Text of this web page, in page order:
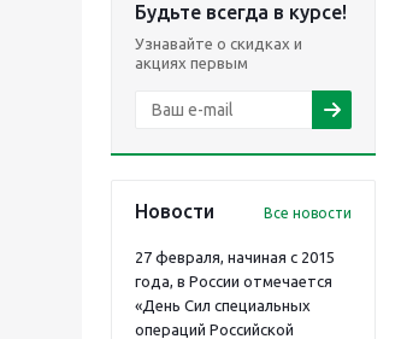
Будьте всегда в курсе!
Узнавайте о скидках и
акциях первым
Новости Все новости
27 февраля, начиная с 2015
года, в России отмечается
«День Сил специальных
операций Российской